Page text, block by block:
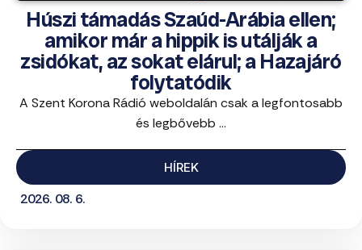
Húszi támadás Szaúd-Arábia ellen;
amikor már a hippik is utálják a
zsidókat, az sokat elárul; a Hazajáró
folytatódik
A Szent Korona Rádió weboldalán csak a legfontosabb
és legbővebb ...
HÍREK
2026. 08. 6.